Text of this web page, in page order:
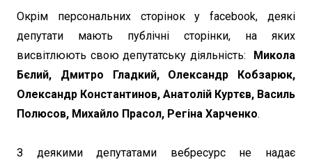
Окрім персональних сторінок у facebook, деякі
депутати мають публічні сторінки, на яких
висвітлюють свою депутатську діяльність: Микола
Бєлий, Дмитро Гладкий, Олександр Кобзарюк,
Олександр Константинов, Анатолій Куртєв, Василь
Полюсов, Михайло Прасол, Регіна Харченко.
З деякими депутатами вебресурс не надає